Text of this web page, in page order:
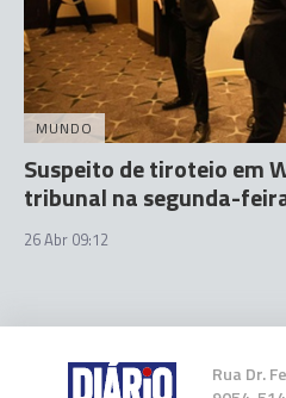
MUNDO
Suspeito de tiroteio em
tribunal na segunda-
26 Abr 09:12
Rua Dr.